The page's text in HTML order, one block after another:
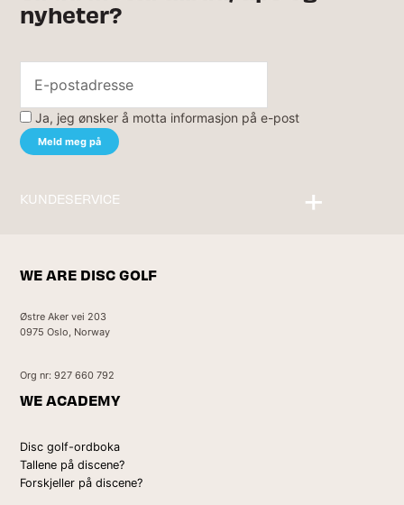
nyheter?
Ja, jeg ønsker å motta informasjon på e-post
KUNDESERVICE
WE ARE DISC GOLF
Østre Aker vei 203
0975 Oslo, Norway
Org nr: 927 660 792
WE ACADEMY
Disc golf-ordboka
Tallene på discene?
Forskjeller på discene?